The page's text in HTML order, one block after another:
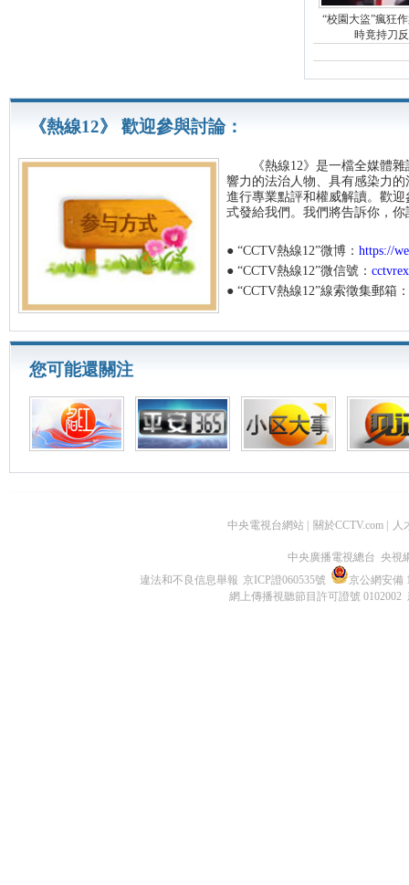
“校園大盜”瘋狂
時竟持刀
《熱線12》 歡迎參與討論：
《熱線12》是一檔全媒體雜
響力的法治人物、具有感染力
進行專業點評和權威解讀。歡
式發給我們。我們將告訴你，你
● “CCTV熱線12”微博： https://
● “CCTV熱線12”微信號：
● “CCTV熱線12”線索徵集郵箱：
您可能還關注
中央電視台網站 關於CCTV.com 人
中央廣播電視總台 央視
違法和不良信息舉報 京ICP證060535號
京公網安備
網上傳播視聽節目許可證號 0102002